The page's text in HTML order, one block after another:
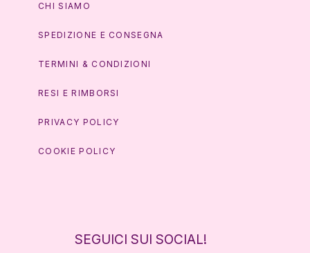
CHI SIAMO
SPEDIZIONE E CONSEGNA
TERMINI & CONDIZIONI
RESI E RIMBORSI
PRIVACY POLICY
COOKIE POLICY
SEGUICI SUI SOCIAL!